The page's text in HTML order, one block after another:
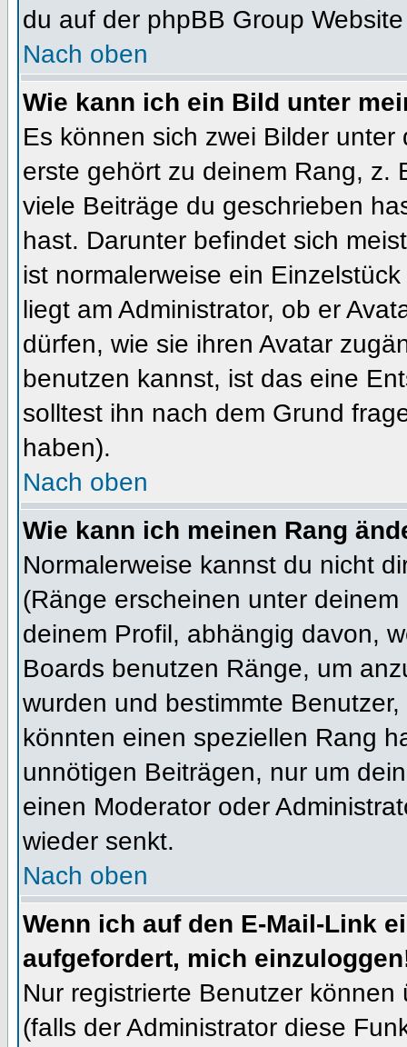
du auf der phpBB Group
Nach oben
Wie kann ich ein Bild unter
Es können sich zwei Bilder
erste gehört zu deinem Rang, z.
viele Beiträge du geschrieben
hast. Darunter befindet sich
ist normalerweise ein
liegt am Administrator, ob er
dürfen, wie sie ihren Avatar
benutzen kannst, ist das eine
solltest ihn nach dem Grund
haben).
Nach oben
Wie kann ich meinen Rang
Normalerweise kannst du nicht
(Ränge erscheinen unter
deinem Profil, abhängig davon,
Boards benutzen Ränge, um
wurden und bestimmte
könnten einen speziellen Rang
unnötigen Beiträgen, nur um
einen Moderator oder
wieder senkt.
Nach oben
Wenn ich auf den E-Mail-Link
aufgefordert, mich
Nur registrierte Benutzer
(falls der Administrator diese